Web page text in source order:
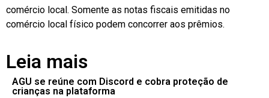
comércio local. Somente as notas fiscais emitidas no
comércio local físico podem concorrer aos prêmios.
Leia mais
AGU se reúne com Discord e cobra proteção de
crianças na plataforma